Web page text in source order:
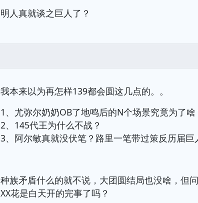
明人真就谈之巨人了？
我本来以为再怎样139都会圆这几点的。。
1、尤弥尔奶奶OB了地鸣后的N个场景究竟为了啥
2、145代王为什么不战？
3、阿尔敏真就没伏笔？路里一笔带过策反历届巨
种族矛盾什么的就不说，大团圆结局也没啥，但
XX花是白天开的完事了吗？